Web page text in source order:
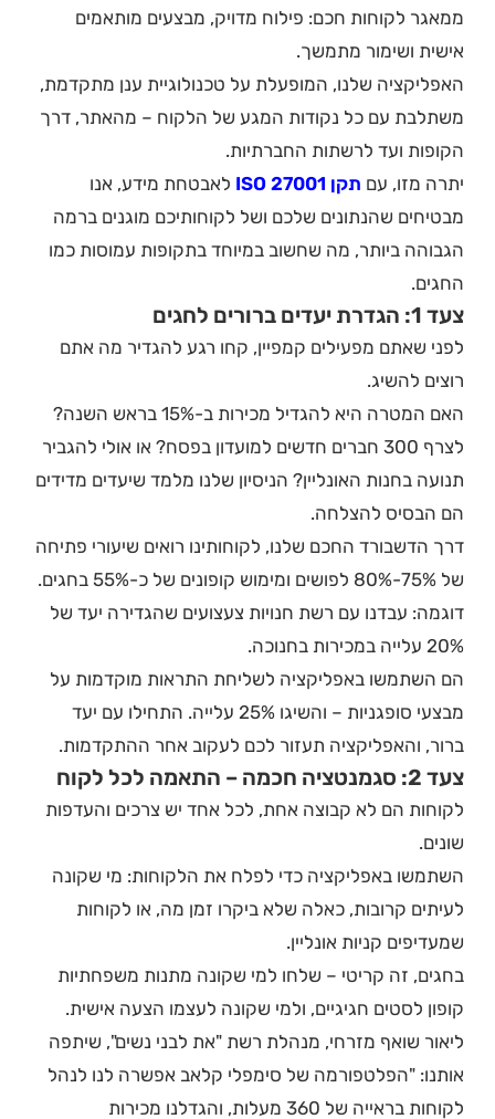
ממאגר לקוחות חכם: פילוח מדויק, מבצעים מותאמים
אישית ושימור מתמשך.
האפליקציה שלנו, המופעלת על טכנולוגיית ענן מתקדמת,
משתלבת עם כל נקודות המגע של הלקוח – מהאתר, דרך
הקופות ועד לרשתות החברתיות.
יתרה מזו, עם תקן ISO 27001
לאבטחת מידע, אנו
מבטיחים שהנתונים שלכם ושל לקוחותיכם מוגנים ברמה
הגבוהה ביותר, מה שחשוב במיוחד בתקופות עמוסות כמו
החגים.
צעד 1: הגדרת יעדים ברורים לחגים
לפני שאתם מפעילים קמפיין, קחו רגע להגדיר מה אתם
רוצים להשיג.
האם המטרה היא להגדיל מכירות ב-15% בראש השנה?
לצרף 300 חברים חדשים למועדון בפסח? או אולי להגביר
תנועה בחנות האונליין? הניסיון שלנו מלמד שיעדים מדידים
הם הבסיס להצלחה.
דרך הדשבורד החכם שלנו, לקוחותינו רואים שיעורי פתיחה
של 75%-80% לפושים ומימוש קופונים של כ-55% בחגים.
דוגמה: עבדנו עם רשת חנויות צעצועים שהגדירה יעד של
20% עלייה במכירות בחנוכה.
הם השתמשו באפליקציה לשליחת התראות מוקדמות על
מבצעי סופגניות – והשיגו 25% עלייה. התחילו עם יעד
ברור, והאפליקציה תעזור לכם לעקוב אחר ההתקדמות.
צעד 2: סגמנטציה חכמה – התאמה לכל לקוח
לקוחות הם לא קבוצה אחת, לכל אחד יש צרכים והעדפות
שונים.
השתמשו באפליקציה כדי לפלח את הלקוחות: מי שקונה
לעיתים קרובות, כאלה שלא ביקרו זמן מה, או לקוחות
שמעדיפים קניות אונליין.
בחגים, זה קריטי – שלחו למי שקונה מתנות משפחתיות
קופון לסטים חגיגיים, ולמי שקונה לעצמו הצעה אישית.
ליאור שואף מזרחי, מנהלת רשת "את לבני נשים", שיתפה
אותנו: "הפלטפורמה של סימפלי קלאב אפשרה לנו לנהל
לקוחות בראייה של 360 מעלות, והגדלנו מכירות